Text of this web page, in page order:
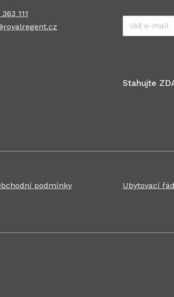
111
E-
mail*
Stahujte
podmínky Ubytovací řád